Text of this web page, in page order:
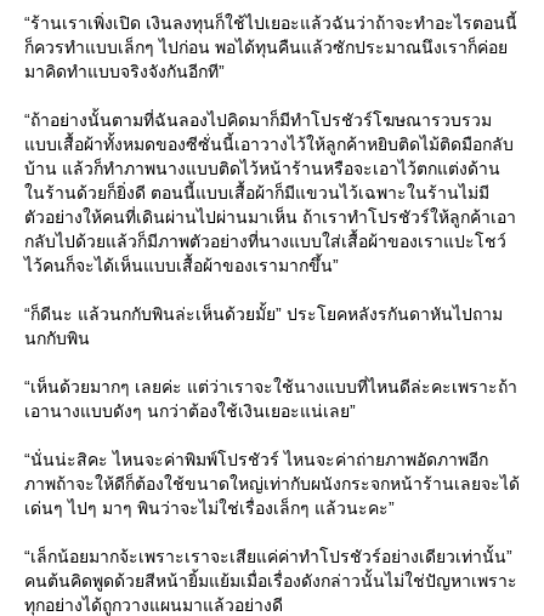
“ร้านเราเพิ่งเปิด เงินลงทุนก็ใช้ไปเยอะแล้วฉันว่าถ้าจะทำอะไรตอนนี้
ก็ควรทำแบบเล็กๆ ไปก่อน พอได้ทุนคืนแล้วซักประมาณนึงเราก็ค่อย
มาคิดทำแบบจริงจังกันอีกที”
“ถ้าอย่างนั้นตามที่ฉันลองไปคิดมาก็มีทำโปรชัวร์โฆษณารวบรวม
แบบเสื้อผ้าทั้งหมดของซีซั่นนี้เอาวางไว้ให้ลูกค้าหยิบติดไม้ติดมือกลับ
บ้าน แล้วก็ทำภาพนางแบบติดไว้หน้าร้านหรือจะเอาไว้ตกแต่งด้าน
ในร้านด้วยก็ยิ่งดี ตอนนี้แบบเสื้อผ้าก็มีแขวนไว้เฉพาะในร้านไม่มี
ตัวอย่างให้คนที่เดินผ่านไปผ่านมาเห็น ถ้าเราทำโปรชัวร์ให้ลูกค้าเอา
กลับไปด้วยแล้วก็มีภาพตัวอย่างที่นางแบบใส่เสื้อผ้าของเราแปะโชว์
ไว้คนก็จะได้เห็นแบบเสื้อผ้าของเรามากขึ้น”
“ก็ดีนะ แล้วนกกับพินล่ะเห็นด้วยมั้ย” ประโยคหลังรกันดาหันไปถาม
นกกับพิน
“เห็นด้วยมากๆ เลยค่ะ แต่ว่าเราจะใช้นางแบบที่ไหนดีล่ะคะเพราะถ้า
เอานางแบบดังๆ นกว่าต้องใช้เงินเยอะแน่เลย”
“นั่นน่ะสิคะ ไหนจะค่าพิมพ์โปรชัวร์ ไหนจะค่าถ่ายภาพอัดภาพอีก
ภาพถ้าจะให้ดีก็ต้องใช้ขนาดใหญ่เท่ากับผนังกระจกหน้าร้านเลยจะได้
เด่นๆ ไปๆ มาๆ พินว่าจะไม่ใช่เรื่องเล็กๆ แล้วนะคะ”
“เล็กน้อยมากจ้ะเพราะเราจะเสียแค่ค่าทำโปรชัวร์อย่างเดียวเท่านั้น”
คนต้นคิดพูดด้วยสีหน้ายิ้มแย้มเมื่อเรื่องดังกล่าวนั้นไม่ใช่ปัญหาเพราะ
ทุกอย่างได้ถูกวางแผนมาแล้วอย่างดี